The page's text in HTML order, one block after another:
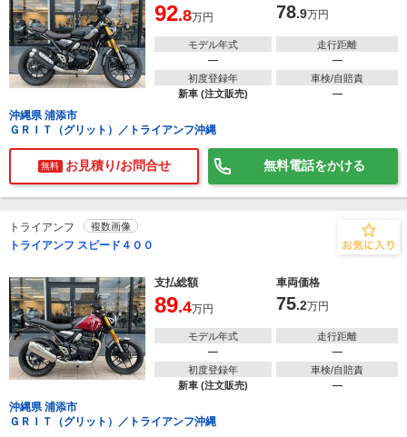
92.8万円 78.9万円
モデル年式
―
走行距離
―
初度登録年
新車 (注文販売)
車検/自賠責
―
沖縄県 浦添市
ＧＲＩＴ（グリット）／トライアンフ沖縄
無料 お見積り/お問合せ 無料電話をかける
トライアンフ 複数画像
トライアンフ スピード４００
支払総額 車両価格
89.4万円 75.2万円
モデル年式
―
走行距離
―
初度登録年
新車 (注文販売)
車検/自賠責
―
沖縄県 浦添市
ＧＲＩＴ（グリット）／トライアンフ沖縄